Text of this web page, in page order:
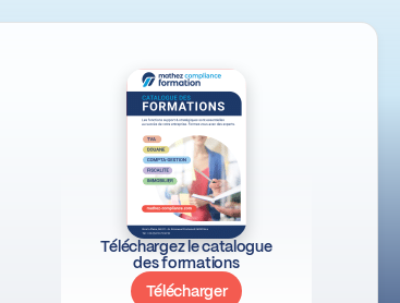
Téléchargez le catalogue
des formations
Télécharger